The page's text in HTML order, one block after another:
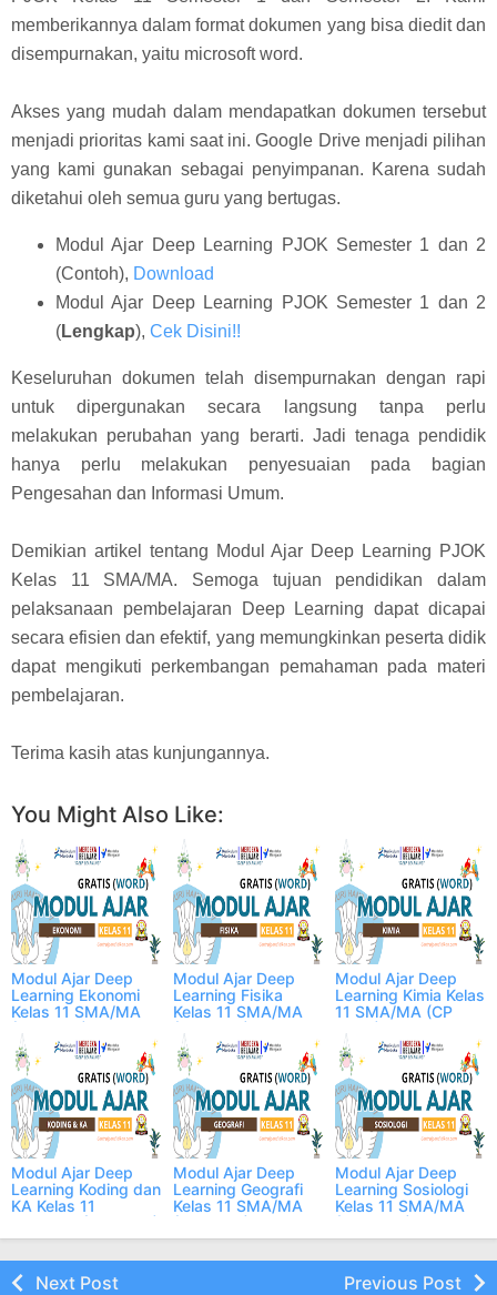
memberikannya dalam format dokumen yang bisa diedit dan
disempurnakan, yaitu microsoft word.
Akses yang mudah dalam mendapatkan dokumen tersebut
menjadi prioritas kami saat ini. Google Drive menjadi pilihan
yang kami gunakan sebagai penyimpanan. Karena sudah
diketahui oleh semua guru yang bertugas.
Modul Ajar Deep Learning PJOK Semester 1 dan 2
(Contoh), Download
Modul Ajar Deep Learning PJOK Semester 1 dan 2
(Lengkap), Cek Disini!!
Keseluruhan dokumen telah disempurnakan dengan rapi
untuk dipergunakan secara langsung tanpa perlu
melakukan perubahan yang berarti. Jadi tenaga pendidik
hanya perlu melakukan penyesuaian pada bagian
Pengesahan dan Informasi Umum.
Demikian artikel tentang Modul Ajar Deep Learning PJOK
Kelas 11 SMA/MA. Semoga tujuan pendidikan dalam
pelaksanaan pembelajaran Deep Learning dapat dicapai
secara efisien dan efektif, yang memungkinkan peserta didik
dapat mengikuti perkembangan pemahaman pada materi
pembelajaran.
Terima kasih atas kunjungannya.
You Might Also Like:
Modul Ajar Deep
Learning Ekonomi
Kelas 11 SMA/MA
(CP 2025)
Modul Ajar Deep
Learning Fisika
Kelas 11 SMA/MA
(CP 2025)
Modul Ajar Deep
Learning Kimia Kelas
11 SMA/MA (CP
2025)
Modul Ajar Deep
Learning Koding dan
KA Kelas 11
SMA/MA (CP 2025)
Modul Ajar Deep
Learning Geografi
Kelas 11 SMA/MA
(CP 2025)
Modul Ajar Deep
Learning Sosiologi
Kelas 11 SMA/MA
(CP 2025)
Next Post Previous Post